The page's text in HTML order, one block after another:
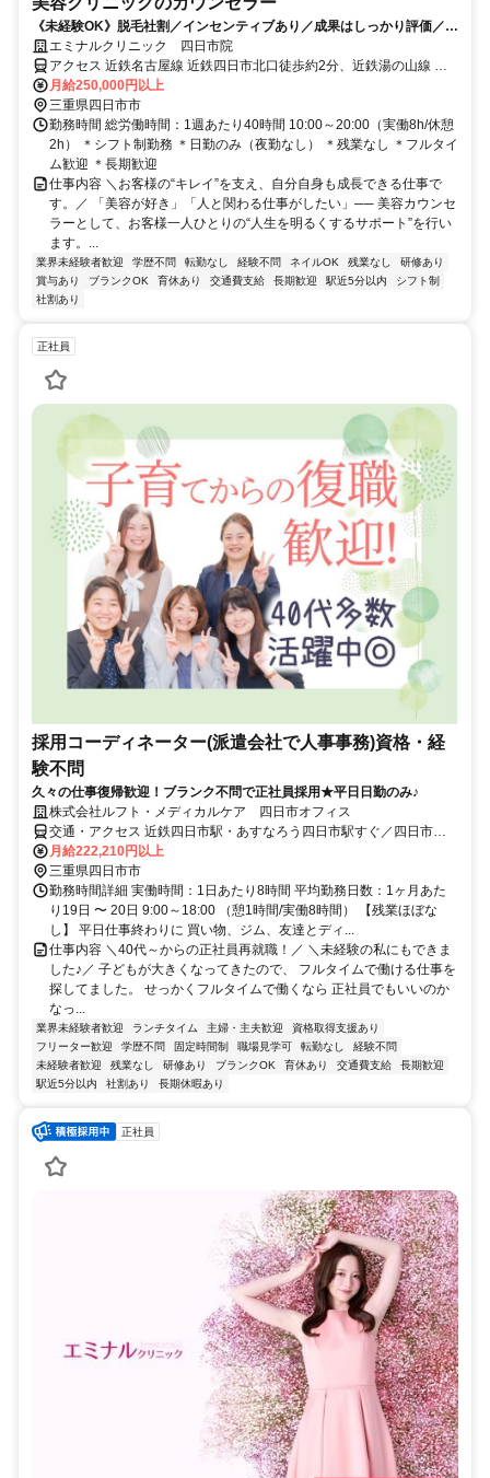
《未経験OK》脱毛社割／インセンティブあり／成果はしっかり評価／残
業なし／教育制度・各種休暇充実
エミナルクリニック 四日市院
アクセス 近鉄名古屋線 近鉄四日市北口徒歩約2分、近鉄湯の山線 近
鉄四日市北口徒歩約2分、四日市あすなろう鉄道内部線 あすなろう四
日市徒歩約3分
月給250,000円以上
三重県四日市市
勤務時間 総労働時間：1週あたり40時間 10:00～20:00（実働8h/休憩
2h） ＊シフト制勤務 ＊日勤のみ（夜勤なし） ＊残業なし ＊フルタイ
ム歓迎 ＊長期歓迎
仕事内容 ＼お客様の“キレイ”を支え、自分自身も成長できる仕事で
す。／ 「美容が好き」「人と関わる仕事がしたい」── 美容カウンセ
ラーとして、お客様一人ひとりの“人生を明るくするサポート”を行い
ます。...
業界未経験者歓迎 学歴不問 転勤なし 経験不問 ネイルOK 残業なし
研修あり
賞与あり
ブランクOK 育休あり 交通費支給 長期歓迎 駅近5分以内
シフト制
社割あり
正社員
採用コーディネーター(派遣会社で人事事務)資格・経
験不問
久々の仕事復帰歓迎！ブランク不問で正社員採用★平日日勤のみ♪
株式会社ルフト・メディカルケア 四日市オフィス
交通・アクセス 近鉄四日市駅・あすなろう四日市駅すぐ／四日市駅
より徒歩15分
月給222,210円以上
三重県四日市市
勤務時間詳細 実働時間：1日あたり8時間 平均勤務日数：1ヶ月あた
り19日 〜 20日 9:00～18:00 （憩1時間/実働8時間） 【残業ほぼな
し】 平日仕事終わりに 買い物、ジム、友達とディ...
仕事内容 ＼40代～からの正社員再就職！／ ＼未経験の私にもできま
した♪／ 子どもが大きくなってきたので、 フルタイムで働ける仕事を
探してました。 せっかくフルタイムで働くなら 正社員でもいいのか
なっ...
業界未経験者歓迎 ランチタイム 主婦・主夫歓迎
資格取得支援あり
フリーター歓迎
学歴不問 固定時間制 職場見学可 転勤なし
経験不問
未経験者歓迎
残業なし 研修あり ブランクOK 育休あり 交通費支給
長期歓迎
駅近5分以内
社割あり 長期休暇あり
正社員